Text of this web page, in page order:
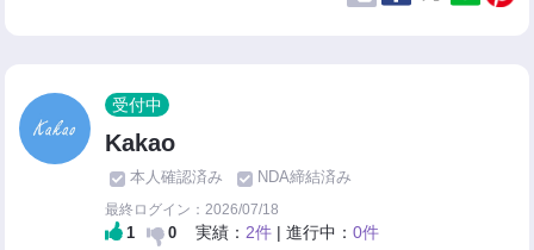
受付中
Kakao
本人確認済み
NDA締結済み
最終ログイン：2026/07/18
1 0 実績： 2件 | 進行中：0件